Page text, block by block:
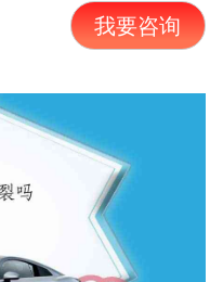
我要咨询